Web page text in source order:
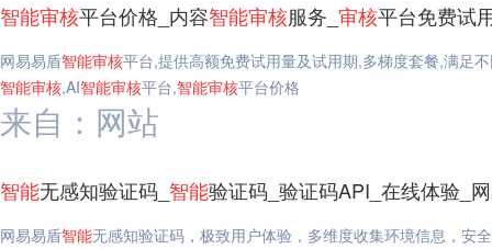
智能审核平台价格_内容智能审核服务_ 审核平台免费试
网易易盾智能审核平台,提供高额免费试用量及试用期,多梯度套餐,满足
智能审核,AI智能审核平台,智能审核平台价格
来自：网站
智能无感知验证码_ 智能验证码_验证码API_在线体验_
网易易盾智能无感知验证码，极致用户体验，多维度收集环境信息，安